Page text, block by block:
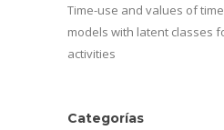
Time-use and values of
models with latent classes
activities
Categorías